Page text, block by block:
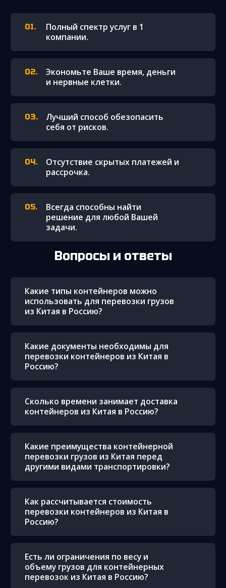
Полный спектр услуг в 1
компании.
Экономьте Ваше время, деньги
и нервные клетки.
Лучший способ обезопасить
себя от рисков.
Отсутствие скрытых платежей и
рассрочка.
Всегда способны найти
решение для любой Вашей
задачи.
Вопросы и ответы
Какие типы контейнеров можно
использовать для перевозки грузов
из Китая в Россию?
Какие документы необходимы для
перевозки контейнеров из Китая в
Россию?
Сколько времени занимает доставка
контейнеров из Китая в Россию?
Какие преимущества контейнерной
перевозки грузов из Китая перед
другими видами транспортировки?
Как рассчитывается стоимость
перевозки контейнеров из Китая в
Россию?
Есть ли ограничения по весу и
объему грузов для контейнерных
перевозок из Китая в Россию?